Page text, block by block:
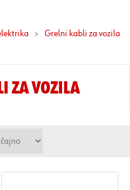
grelni kabli za vozila
ZA VOZILA